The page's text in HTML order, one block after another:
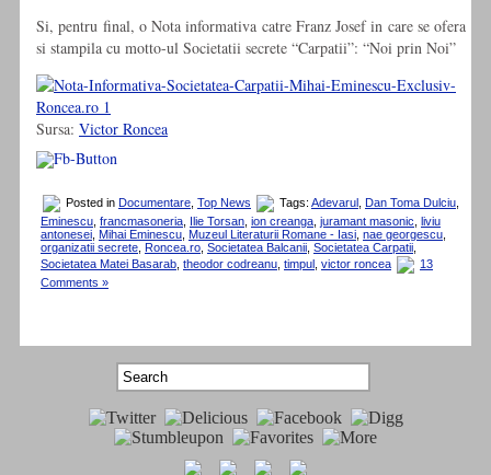
Si, pentru final, o Nota informativa catre Franz Josef in care se ofera
si stampila cu motto-ul Societatii secrete “Carpatii”: “Noi prin Noi”
Sursa: Victor Roncea
Posted in Documentare Top News Tags: Adevarul Dan Toma Dulciu
Eminescu francmasoneria Ilie Torsan ion creanga juramant masonic liviu
antonesei Mihai Eminescu Muzeul Literaturii Romane - Iasi nae georgescu
organizatii secrete Roncea.ro Societatea Balcanii Societatea Carpatii
Societatea Matei Basarab theodor codreanu timpul victor roncea
13
Comments »